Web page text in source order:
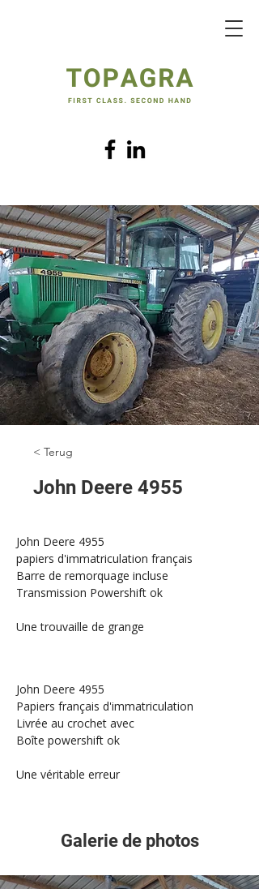
< Terug
John Deere 4955
John Deere 4955
papiers d'immatriculation français
Barre de remorquage incluse
Transmission Powershift ok
Une trouvaille de grange
John Deere 4955
Papiers français d'immatriculation
Livrée au crochet avec
Boîte powershift ok
Une véritable erreur
Galerie de photos